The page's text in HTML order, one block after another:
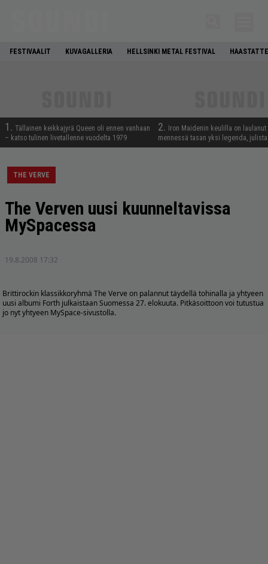
FESTIVAALIT KUVAGALLERIA HELLSINKI METAL FESTIVAL
1. Tällainen keikkajyrä Queen oli ennen vanhaan
– katso tulinen livetallenne vuodelta 1979
2.
Iron Maidenin keulilla on laulanut
mennessä tasan yksi legenda,
THE VERVE
The Verven uusi kuunneltavissa
MySpacessa
19.8.2008 17:32
Brittirockin klassikkoryhmä The Verve on palannut täydellä tohinalla ja yhtyeen
uusi albumi Forth julkaistaan Suomessa 27. elokuuta. Pitkäsoittoon voi tutustua
jo nyt yhtyeen MySpace-sivustolla.